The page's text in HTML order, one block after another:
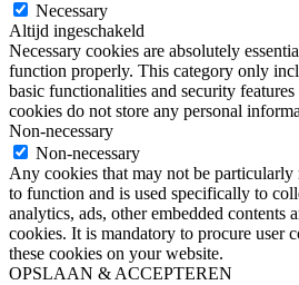
Necessary
Altijd ingeschakeld
Necessary cookies are absolutely
function properly. This category only
basic functionalities and security
cookies do not store any personal
Non-necessary
Non-necessary
Any cookies that may not be particularly
to function and is used specifically to
analytics, ads, other embedded contents
cookies. It is mandatory to procure user
these cookies on your website.
OPSLAAN & ACCEPTEREN